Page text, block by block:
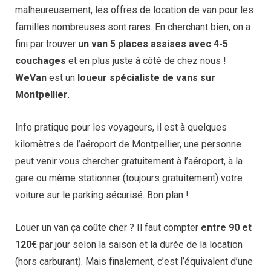
malheureusement, les offres de location de van pour les
familles nombreuses sont rares. En cherchant bien, on a
fini par trouver un van 5 places assises avec 4-5
couchages et en plus juste à côté de chez nous !
WeVan est un loueur spécialiste de vans sur
Montpellier.
Info pratique pour les voyageurs, il est à quelques
kilomètres de l’aéroport de Montpellier, une personne
peut venir vous chercher gratuitement à l’aéroport, à la
gare ou même stationner (toujours gratuitement) votre
voiture sur le parking sécurisé. Bon plan !
Louer un van ça coûte cher ? Il faut compter entre 90 et
120€ par jour selon la saison et la durée de la location
(hors carburant). Mais finalement, c’est l’équivalent d’une